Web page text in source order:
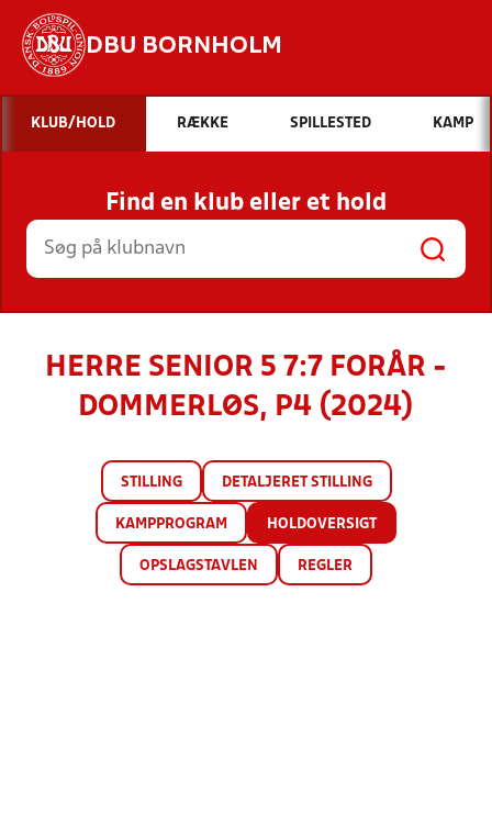
DBU BORNHOLM
Hvad vil du søge efter?
INDHOLD OG NYHEDER
STILLINGER, RESULTATER, KLUBBER OG
HOLD
KLUB/HOLD RÆKKE SPILLESTED KAMP
Find en klub eller et hold
HERRE SENIOR 5 7:7 FORÅR -
DOMMERLØS, P4 (2024)
STILLING DETALJERET STILLING
KAMPPROGRAM HOLDOVERSIGT
OPSLAGSTAVLEN REGLER